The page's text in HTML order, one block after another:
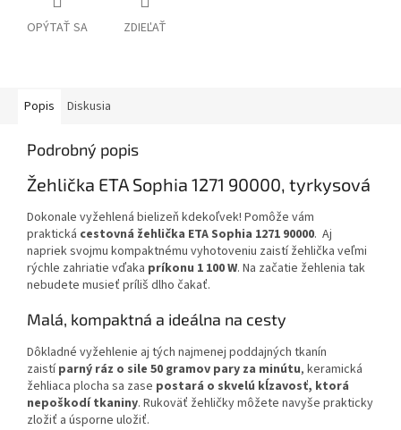
OPÝTAŤ SA ZDIEĽAŤ
Popis Diskusia
Podrobný popis
Žehlička ETA Sophia 1271 90000, tyrkysová
Dokonale vyžehlená bielizeň kdekoľvek! Pomôže vám
praktická cestovná žehlička ETA Sophia 1271 90000. Aj
napriek svojmu kompaktnému vyhotoveniu zaistí žehlička veľmi
rýchle zahriatie vďaka príkonu 1 100 W. Na začatie žehlenia tak
nebudete musieť príliš dlho čakať.
Malá, kompaktná a ideálna na cesty
Dôkladné vyžehlenie aj tých najmenej poddajných tkanín
zaistí parný ráz o sile 50 gramov pary za minútu, keramická
žehliaca plocha sa zase postará o skvelú kĺzavosť, ktorá
nepoškodí tkaniny. Rukoväť žehličky môžete navyše prakticky
zložiť a úsporne uložiť.